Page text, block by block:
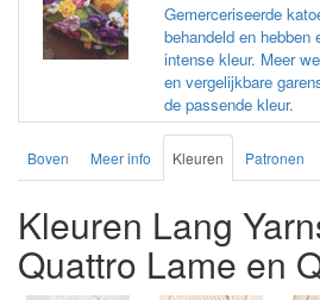
Gemerceriseerde
behandeld en hebben
intense kleur. Meer
en vergelijkbare
de passende kleur.
Boven Meer info Kleuren Patronen
Kleuren Lang
Quattro Lame en